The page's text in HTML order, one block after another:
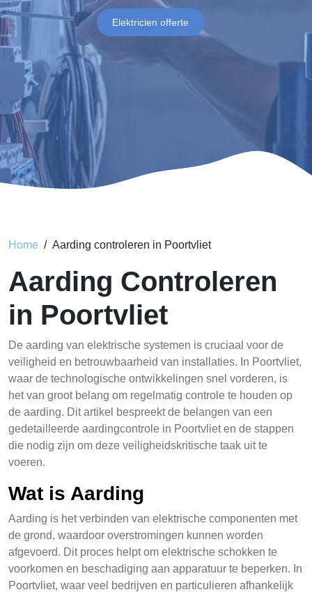
Elektricien offerte
Home Aarding controleren in Poortvliet
Aarding Controleren
in Poortvliet
De aarding van elektrische systemen is cruciaal voor de
veiligheid en betrouwbaarheid van installaties. In Poortvliet,
waar de technologische ontwikkelingen snel vorderen, is
het van groot belang om regelmatig controle te houden op
de aarding. Dit artikel bespreekt de belangen van een
gedetailleerde aardingcontrole in Poortvliet en de stappen
die nodig zijn om deze veiligheidskritische taak uit te
voeren.
Wat is Aarding
Aarding is het verbinden van elektrische componenten met
de grond, waardoor overstromingen kunnen worden
afgevoerd. Dit proces helpt om elektrische schokken te
voorkomen en beschadiging aan apparatuur te beperken. In
Poortvliet, waar veel bedrijven en particulieren afhankelijk